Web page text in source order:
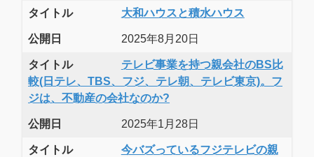
タイトル 大和ハウスと積水ハウス
公開日 2025年8月20日
タイトル
テレビ事業を持つ親会社のBS比
較(日テレ、TBS、フジ、テレ朝、テレビ東京)。フ
ジは、不動産の会社なのか?
公開日 2025年1月28日
タイトル
今バズっているフジテレビの親